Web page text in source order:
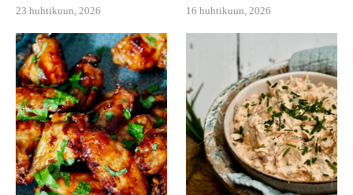
23 huhtikuun, 2026 16 huhtikuun, 2026